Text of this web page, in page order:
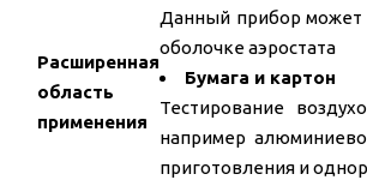
Расширенная
область
применения
Данный прибор может
оболочке аэростата
Бумага и картон
Тестирование
например
приготовления и